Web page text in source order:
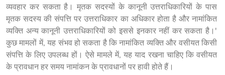
व्यवहार कर सकता है। मृतक सदस्यों के कानूनी उत्तराधिकारियों के पास
मृतक सदस्य की संपत्ति पर उत्तराधिकार का अधिकार होता है और नामांकित
व्यक्ति अन्य कानूनी उत्तराधिकारियों को इससे इनकार नहीं कर सकता है।'
कुछ मामलों में, यह संभव हो सकता है कि नामांकित व्यक्ति और वसीयत किसी
संपत्ति के लिए उपलब्ध हों। ऐसे मामले में, यह याद रखना चाहिए कि वसीयत
के प्रावधान हर समय नामांकन के प्रावधानों पर हावी होते हैं।